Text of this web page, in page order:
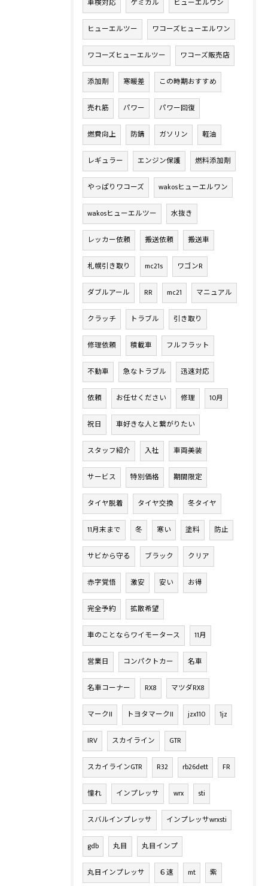
車検対応 ケミカル ヒューエルワン
ヒューエルツー ワコーズヒューエルワン
ワコーズヒューエルツー ワコーズ販売店
添加剤 寒暖差 この時期おすすめ
売れ筋 パワー パワー回復
燃費向上 防錆 ガソリン 軽油
レギュラー エンジン保護 燃料添加剤
やっぱりワコーズ wakosヒューエルワン
wakosヒューエルツー 水抜き
レッカー依頼 搬送依頼 搬送車
札幌引き取り mc21s ワゴンR
ダブルアール RR mc21 マニュアル
クラッチ トラブル 引き取り
修理依頼 積載車 フルフラット
不動車 急なトラブル 迅速対応
依頼 お任せください 修理 10月
祝日 車好きな人と繋がりたい
スタッフ紹介 入社 車両美装
サービス 特別価格 期間限定
タイヤ脱着 タイヤ交換 冬タイヤ
11月末まで 冬 寒い 塗料 防止
サビから守る ブラック クリア
赤字覚悟 激安 安い お得
完全予約 拡散希望
車のことならワイモータース 11月
営業日 コンパクトカー 名車
名車コーナー RX8 マツダRX8
マークII トヨタマークII jzx110 1jz
IRV スカイライン GTR
スカイラインGTR R32 rb26dett FR
憧れ インプレッサ wrx sti
スバルインプレッサ インプレッサwrxsti
gdb 丸目 丸目インプ
丸目インプレッサ ６速 mt 紫